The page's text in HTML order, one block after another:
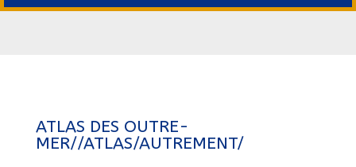
ATLAS DES OUTRE-
MER//ATLAS/AUTREMENT/